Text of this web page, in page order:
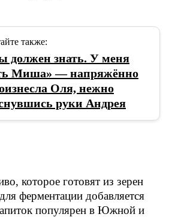
также:
должен знать. У меня
Миша» — напряжённо
Оля, нежно
руки Андрея
которое готовят из зерен
ферментации добавляется
популярен в Южной и